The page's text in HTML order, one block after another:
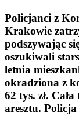
Policjanci z
Krakowie
podszywając
oszukiwali
letnia
okradziona z
62 tys. zł.
aresztu.